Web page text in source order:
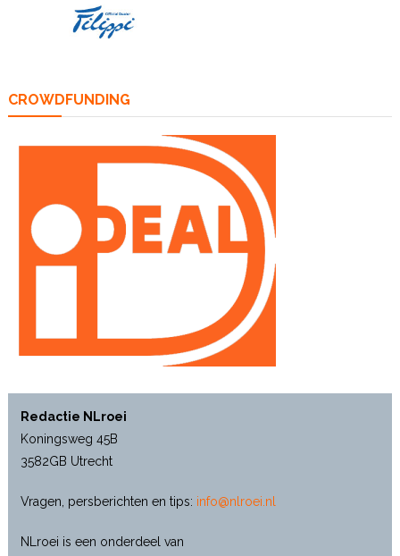
CROWDFUNDING
Redactie NLroei
Koningsweg 45B
3582GB Utrecht
Vragen, persberichten en tips: info@nlroei.nl
NLroei is een onderdeel van